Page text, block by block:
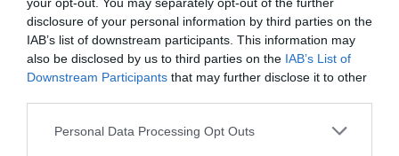
disclosure of your personal information by third parties on the
IAB’s list of downstream participants. This information may
also be disclosed by us to third parties on the IAB’s List of
Downstream Participants that may further disclose it to other
Personal Data Processing Opt Outs
ναυτία ή την απώλεια όρεξης που παρατηρείται
όταν μπαίνεις σε τροχιά γύρω από τη Γη.
Άλλωστε, το λεγόμενοφαγητότου
μαγειρευτά, δεν είναι ό,τι πιο λαχταριστό.